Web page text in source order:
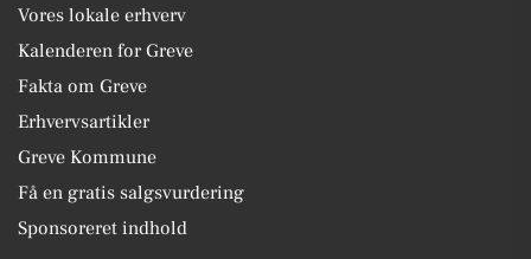
Vores lokale erhverv
Kalenderen for Greve
Fakta om Greve
Erhvervsartikler
Greve Kommune
Få en gratis salgsvurdering
Sponsoreret indhold